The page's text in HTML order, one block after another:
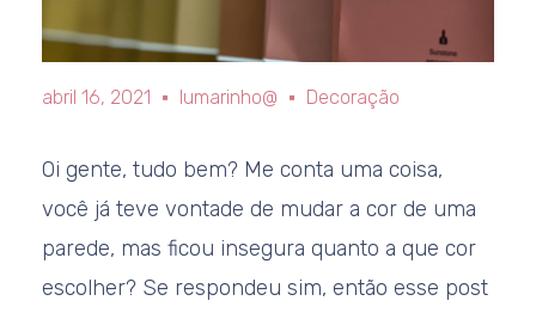
abril 16, 2021 lumarinho@ Decoração
Oi gente, tudo bem? Me conta uma coisa,
você já teve vontade de mudar a cor de uma
parede, mas ficou insegura quanto a que cor
escolher? Se respondeu sim, então esse post